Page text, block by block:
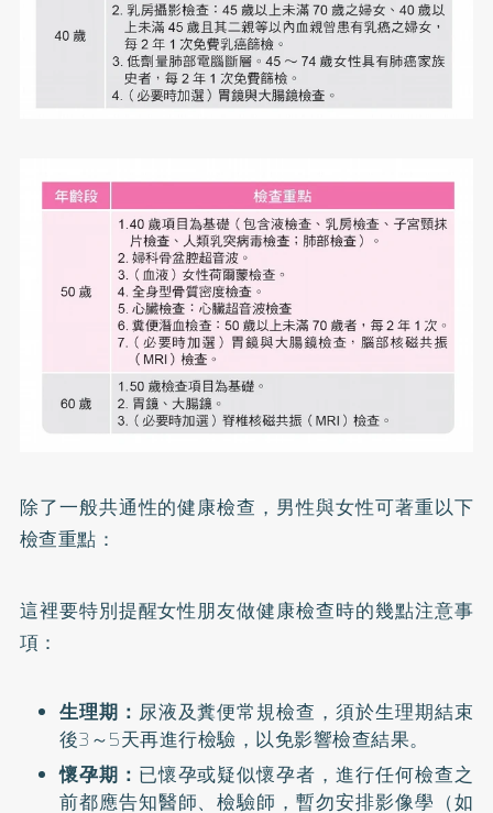
除了一般共通性的健康檢查，男性與女性可著重以下
檢查重點：
這裡要特別提醒女性朋友做健康檢查時的幾點注意事
項：
生理期： 尿液及糞便常規檢查，須於生理期結束
後3～5天再進行檢驗，以免影響檢查結果。
懷孕期： 已懷孕或疑似懷孕者，進行任何檢查之
前都應告知醫師、檢驗師，暫勿安排影像學（如